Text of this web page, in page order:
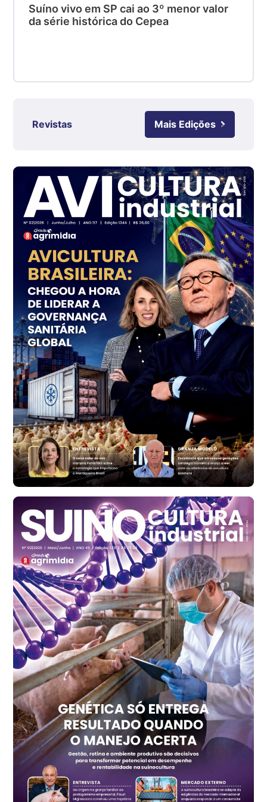
SC
R$ 4,48
Ovo Branco - Regional
cx
Ovo Branco - Regional
Branco
R$ 145,34
cx
Ovo Vermelho - Regional
Grande São Paulo (SP)
R$ 155,59
cx
Ovo Vermelho - Regional
Vermelho
R$ 159,31
cx
Ovo Branco - Regional
Bastos (SP)
R$ 134,40
cx
Ovo Vermelho - Regional
Bastos (SP)
R$ 147,87
cx
Frango - Indicador
SP
R$ 7,13
kg
Frango - Indicador
SP
R$ 7,15
kg
Trigo Atacado - Regional
PR
R$ 1.414,20
t
Trigo Atacado - Regional
RS
R$ 1.314,40
t
Ovo Vermelho - Regional
Vermelho
R$ 171,15
cx
Suíno vivo em SP cai ao 3º menor valor
da série histórica do Cepea
Revistas Mais Edições